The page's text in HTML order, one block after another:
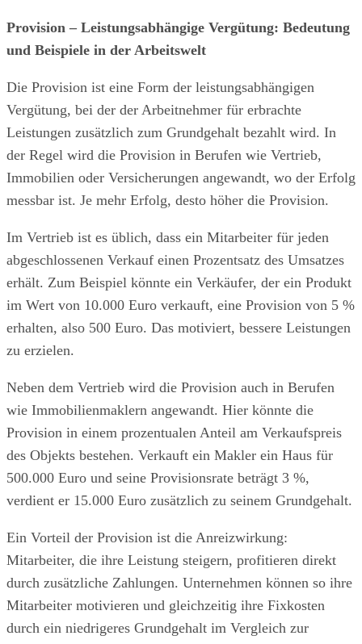
Provision – Leistungsabhängige Vergütung: Bedeutung
und Beispiele in der Arbeitswelt
Die Provision ist eine Form der leistungsabhängigen
Vergütung, bei der der Arbeitnehmer für erbrachte
Leistungen zusätzlich zum Grundgehalt bezahlt wird. In
der Regel wird die Provision in Berufen wie Vertrieb,
Immobilien oder Versicherungen angewandt, wo der Erfolg
messbar ist. Je mehr Erfolg, desto höher die Provision.
Im Vertrieb ist es üblich, dass ein Mitarbeiter für jeden
abgeschlossenen Verkauf einen Prozentsatz des Umsatzes
erhält. Zum Beispiel könnte ein Verkäufer, der ein Produkt
im Wert von 10.000 Euro verkauft, eine Provision von 5 %
erhalten, also 500 Euro. Das motiviert, bessere Leistungen
zu erzielen.
Neben dem Vertrieb wird die Provision auch in Berufen
wie Immobilienmaklern angewandt. Hier könnte die
Provision in einem prozentualen Anteil am Verkaufspreis
des Objekts bestehen. Verkauft ein Makler ein Haus für
500.000 Euro und seine Provisionsrate beträgt 3 %,
verdient er 15.000 Euro zusätzlich zu seinem Grundgehalt.
Ein Vorteil der Provision ist die Anreizwirkung:
Mitarbeiter, die ihre Leistung steigern, profitieren direkt
durch zusätzliche Zahlungen. Unternehmen können so ihre
Mitarbeiter motivieren und gleichzeitig ihre Fixkosten
durch ein niedrigeres Grundgehalt im Vergleich zur